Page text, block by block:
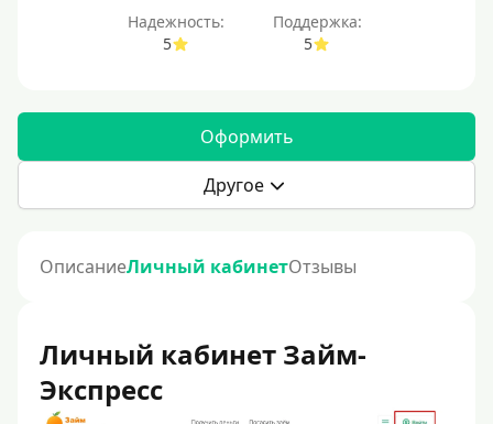
Надежность:
5
Поддержка:
5
Оформить
Другое
ОписаниеЛичный кабинетОтзывы
Личный кабинет Займ-
Экспресс